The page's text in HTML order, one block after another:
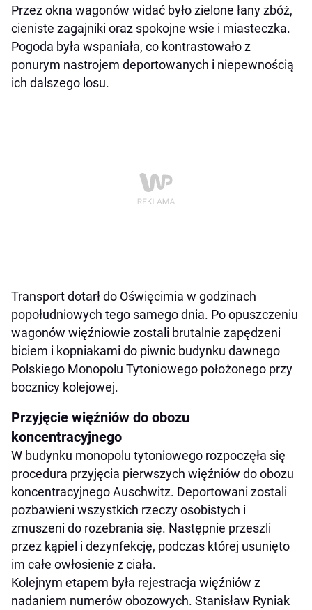
Przez okna wagonów widać było zielone łany zbóż,
cieniste zagajniki oraz spokojne wsie i miasteczka.
Pogoda była wspaniała, co kontrastowało z
ponurym nastrojem deportowanych i niepewnością
ich dalszego losu.
Transport dotarł do Oświęcimia w godzinach
popołudniowych tego samego dnia. Po opuszczeniu
wagonów więźniowie zostali brutalnie zapędzeni
biciem i kopniakami do piwnic budynku dawnego
Polskiego Monopolu Tytoniowego położonego przy
bocznicy kolejowej.
Przyjęcie więźniów do obozu
koncentracyjnego
W budynku monopolu tytoniowego rozpoczęła się
procedura przyjęcia pierwszych więźniów do obozu
koncentracyjnego Auschwitz. Deportowani zostali
pozbawieni wszystkich rzeczy osobistych i
zmuszeni do rozebrania się. Następnie przeszli
przez kąpiel i dezynfekcję, podczas której usunięto
im całe owłosienie z ciała.
Kolejnym etapem była rejestracja więźniów z
nadaniem numerów obozowych. Stanisław Ryniak